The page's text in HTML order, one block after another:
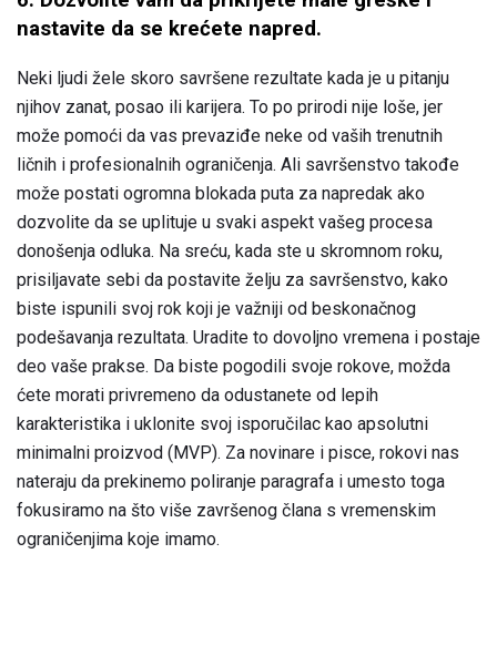
nastavite da se krećete napred.
Neki ljudi žele skoro savršene rezultate kada je u pitanju
njihov zanat, posao ili karijera. To po prirodi nije loše, jer
može pomoći da vas prevaziđe neke od vaših trenutnih
ličnih i profesionalnih ograničenja. Ali savršenstvo takođe
može postati ogromna blokada puta za napredak ako
dozvolite da se uplituje u svaki aspekt vašeg procesa
donošenja odluka. Na sreću, kada ste u skromnom roku,
prisiljavate sebi da postavite želju za savršenstvo, kako
biste ispunili svoj rok koji je važniji od beskonačnog
podešavanja rezultata. Uradite to dovoljno vremena i postaje
deo vaše prakse. Da biste pogodili svoje rokove, možda
ćete morati privremeno da odustanete od lepih
karakteristika i uklonite svoj isporučilac kao apsolutni
minimalni proizvod (MVP). Za novinare i pisce, rokovi nas
nateraju da prekinemo poliranje paragrafa i umesto toga
fokusiramo na što više završenog člana s vremenskim
ograničenjima koje imamo.